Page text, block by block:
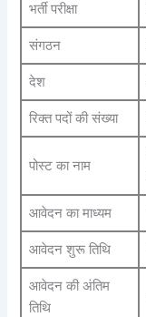
भर्ती परीक्षा
संगठन
देश
रिक्त पदों की संख्या
पोस्ट का नाम
आवेदन का माध्यम
आवेदन शुरू तिथि
आवेदन की अंतिम
तिथि